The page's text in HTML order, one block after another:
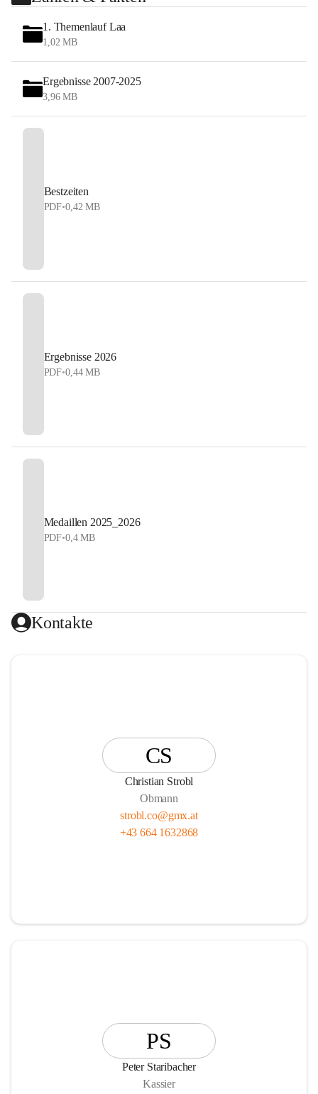
1. Themenlauf Laa
1,02 MB
Ergebnisse 2007-2025
3,96 MB
Bestzeiten
PDF•0,42 MB
Ergebnisse 2026
PDF•0,44 MB
Medaillen 2025_2026
PDF•0,4 MB
Kontakte
CS
Christian Strobl
Obmann
strobl.co@gmx.at
+43 664 1632868
PS
Peter Staribacher
Kassier